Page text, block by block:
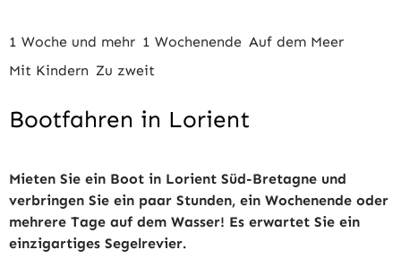
1 Woche und mehr 1 Wochenende Auf dem Meer
Mit Kindern Zu zweit
Bootfahren in Lorient
Mieten Sie ein Boot in Lorient Süd-Bretagne und
verbringen Sie ein paar Stunden, ein Wochenende oder
mehrere Tage auf dem Wasser! Es erwartet Sie ein
einzigartiges Segelrevier.